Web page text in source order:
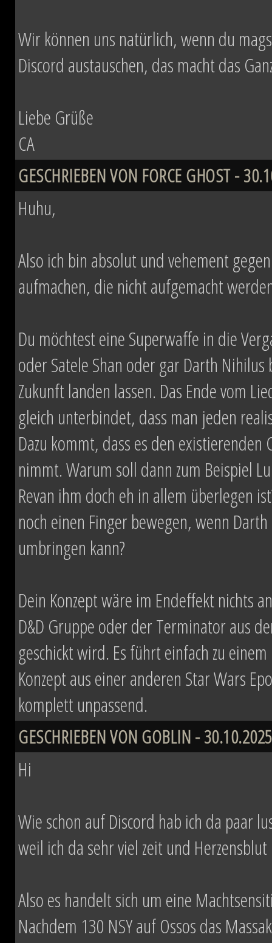
Wir können uns natürlich, wenn du
Discord austauschen, das macht das
Liebe Grüße
CA
GESCHRIEBEN VON FORCE GHOST -
Huhu,
Also ich bin absolut und vehement
aufmachen, die nicht aufgemacht
Du möchtest eine Superwaffe in die
oder Satele Shan oder gar Darth
Zukunft landen lassen. Das Ende vom
gleich unterbindet, dass man jeden
Dazu kommt, dass es den
nimmt. Warum soll dann zum Beispiel
Revan ihm doch eh in allem überlegen
noch einen Finger bewegen, wenn
umbringen kann?
Dein Konzept wäre im Endeffekt nichts
D&D Gruppe oder der Terminator aus
geschickt wird. Es führt einfach zu
Konzept aus einer anderen Star Wars
komplett unpassend.
GESCHRIEBEN VON GOBLIN -
Hi
Wie schon auf Discord hab ich da paar
weil ich da sehr viel zeit und
Also es handelt sich um eine
Nachdem 130 NSY auf Ossos das